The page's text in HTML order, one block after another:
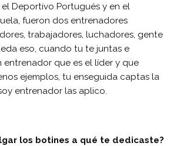
Deportivo Portugués y en el
fueron dos entrenadores
trabajadores, luchadores, gente
eso, cuando tu te juntas e
entrenador que es el líder y que
ejemplos, tu enseguida captas la
entrenador las aplico.
los botines a qué te dedicaste?